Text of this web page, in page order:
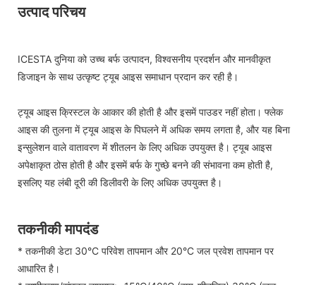
उत्पाद परिचय
ICESTA दुनिया को उच्च बर्फ उत्पादन, विश्वसनीय प्रदर्शन और मानवीकृत
डिजाइन के साथ उत्कृष्ट ट्यूब आइस समाधान प्रदान कर रही है।
ट्यूब आइस क्रिस्टल के आकार की होती है और इसमें पाउडर नहीं होता। फ्लेक
आइस की तुलना में ट्यूब आइस के पिघलने में अधिक समय लगता है, और यह बिना
इन्सुलेशन वाले वातावरण में शीतलन के लिए अधिक उपयुक्त है। ट्यूब आइस
अपेक्षाकृत ठोस होती है और इसमें बर्फ के गुच्छे बनने की संभावना कम होती है,
इसलिए यह लंबी दूरी की डिलीवरी के लिए अधिक उपयुक्त है।
तकनीकी मापदंड
* तकनीकी डेटा 30°C परिवेश तापमान और 20°C जल प्रवेश तापमान पर
आधारित है।